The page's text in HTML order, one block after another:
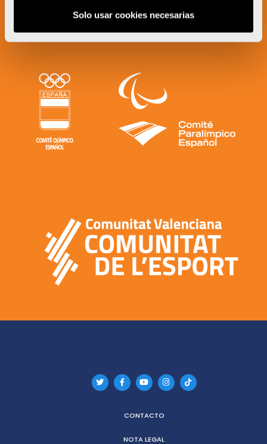
Solo usar cookies necesarias
CONTACTO
NOTA LEGAL